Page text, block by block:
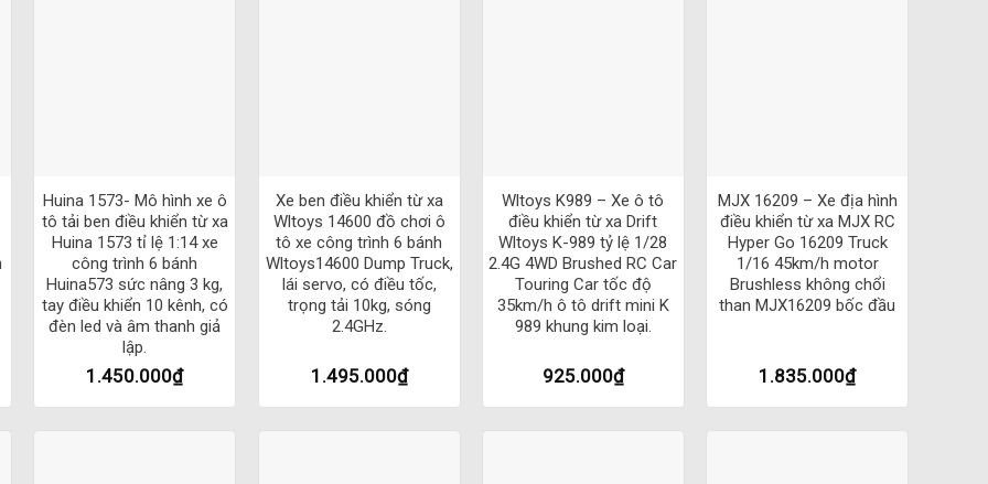
đáo và chất liệu chắc chắn, Drift Gorilla SG1604 có thể chơi cả trong nhà và ngoài trời, đảm bảo sự thoải mái và linh hoạt
là một sản phẩm tuyệt vời cho những người đam mê công nghệ điều khiển từ xa và các hoạt động điều khiển xe chuyên
điều khiển từ xa RC Car Drift Gorilla SG1604:
độ dẻo dai cao, chống va đập và chống rơi, dễ vận hành.
Huina 1573- Mô hình xe ô
tô tải ben điều khiển từ xa
Huina 1573 tỉ lệ 1:14 xe
công trình 6 bánh
Huina573 sức nâng 3 kg,
tay điều khiển 10 kênh, có
đèn led và âm thanh giả
lập.
1.450.000₫
Xe ben điều khiển từ xa
Wltoys 14600 đồ chơi ô
tô xe công trình 6 bánh
Wltoys14600 Dump Truck,
lái servo, có điều tốc,
trọng tải 10kg, sóng
2.4GHz.
1.495.000₫
Wltoys K989 – Xe ô tô
điều khiển từ xa Drift
Wltoys K-989 tỷ lệ 1/28
2.4G 4WD Brushed RC Car
Touring Car tốc độ
35km/h ô tô drift mini K
989 khung kim loại.
925.000₫
MJX 16209 – Xe địa hình
điều khiển từ xa MJX RC
Hyper Go 16209 Truck
1/16 45km/h motor
Brushless không chổi
than MJX16209 bốc đầu
1.835.000₫